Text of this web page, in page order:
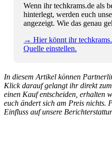
Wenn ihr techkrams.de als
hinterlegt, werden euch
angezeigt. Wie das genau
→ Hier könnt ihr
Quelle einstellen.
In diesem Artikel können
Klick darauf gelangt ihr direkt
einen Kauf entscheiden, erhalten
euch ändert sich am Preis nichts.
Einfluss auf unsere